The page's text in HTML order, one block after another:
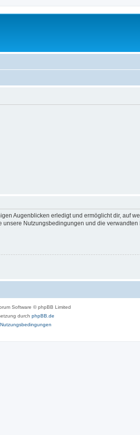
Augenblicken erledigt und ermöglicht dir, auf
Nutzungsbedingungen und die
Software © phpBB Limited
durch phpBB.de
Nutzungsbedingungen